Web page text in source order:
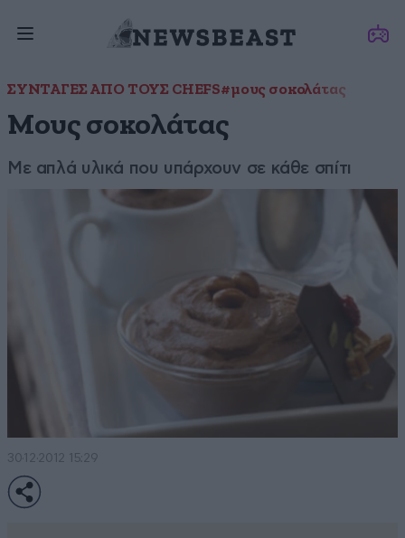
ΣΥΝΤΑΓΕΣ ΑΠΟ ΤΟΥΣ CHEFS#μους σοκολάτας
Μους σοκολάτας
Με απλά υλικά που υπάρχουν σε κάθε σπίτι
30·12·2012 15:29